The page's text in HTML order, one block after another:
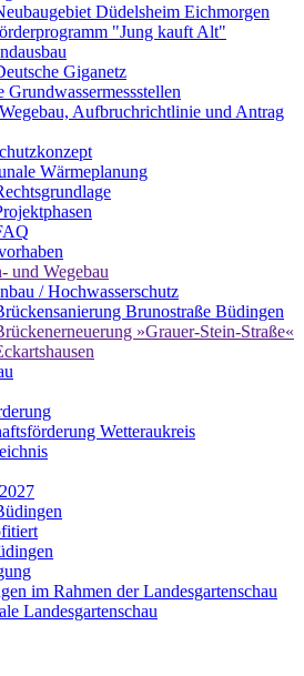
Düdelsheim Eichmorgen
"Jung kauft Alt"
Giganetz
Grundwassermessstellen
Aufbruchrichtlinie und Antrag
Wärmeplanung
und Wegebau
/ Hochwasserschutz
Brunostraße Büdingen
»Grauer-Stein-Straße«
Wetteraukreis
im Rahmen der Landesgartenschau
Landesgartenschau